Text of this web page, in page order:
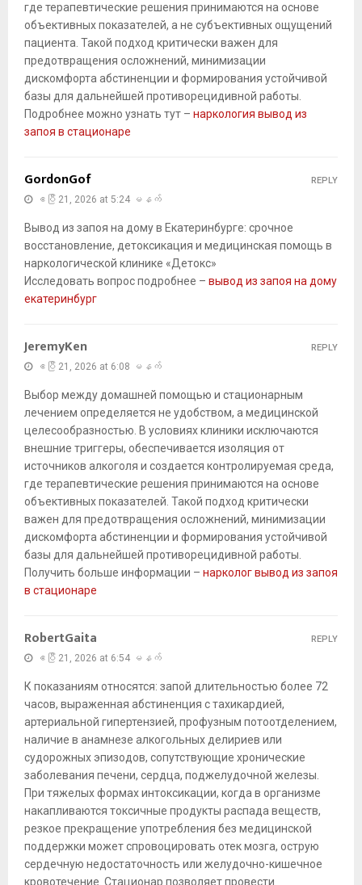
где терапевтические решения принимаются на основе
объективных показателей, а не субъективных ощущений
пациента. Такой подход критически важен для
предотвращения осложнений, минимизации
дискомфорта абстиненции и формирования устойчивой
базы для дальнейшей противорецидивной работы.
Подробнее можно узнать тут – наркология вывод из
запоя в стационаре
GordonGof
ဧပြီ 21, 2026 at 5:24 မနက်
Вывод из запоя на дому в Екатеринбурге: срочное
восстановление, детоксикация и медицинская помощь в
наркологической клинике «Детокс»
Исследовать вопрос подробнее – вывод из запоя на дому
екатеринбург
REPLY
JeremyKen
ဧပြီ 21, 2026 at 6:08 မနက်
Выбор между домашней помощью и стационарным
лечением определяется не удобством, а медицинской
целесообразностью. В условиях клиники исключаются
внешние триггеры, обеспечивается изоляция от
источников алкоголя и создается контролируемая среда,
где терапевтические решения принимаются на основе
объективных показателей. Такой подход критически
важен для предотвращения осложнений, минимизации
дискомфорта абстиненции и формирования устойчивой
базы для дальнейшей противорецидивной работы.
Получить больше информации – нарколог вывод из запоя
в стационаре
REPLY
RobertGaita
ဧပြီ 21, 2026 at 6:54 မနက်
К показаниям относятся: запой длительностью более 72
часов, выраженная абстиненция с тахикардией,
артериальной гипертензией, профузным потоотделением,
наличие в анамнезе алкогольных делириев или
судорожных эпизодов, сопутствующие хронические
заболевания печени, сердца, поджелудочной железы.
При тяжелых формах интоксикации, когда в организме
накапливаются токсичные продукты распада веществ,
резкое прекращение употребления без медицинской
поддержки может спровоцировать отек мозга, острую
сердечную недостаточность или желудочно-кишечное
кровотечение. Стационар позволяет провести
REPLY